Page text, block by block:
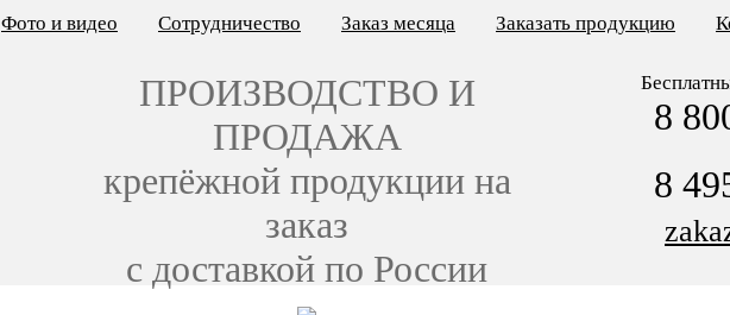
Фото и видео Сотрудничество Заказ месяца Заказать продукцию
ПРОИЗВОДСТВО И
ПРОДАЖА
крепёжной продукции на
заказ
с доставкой по России
8
8